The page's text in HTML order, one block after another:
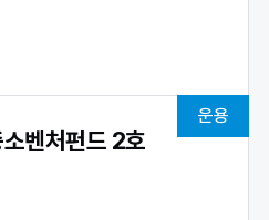
운용
벤처펀드 2호